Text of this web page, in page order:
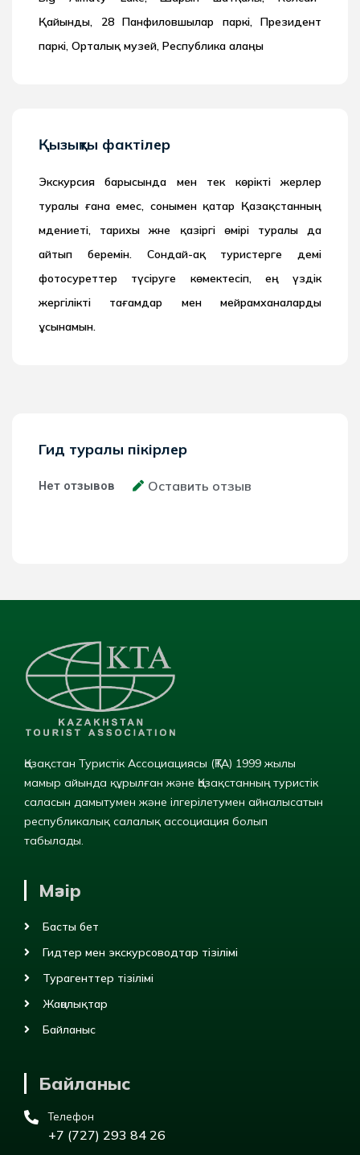
Қайынды, 28 Панфиловшылар паркі, Президент
паркі, Орталық музей, Республика алаңы
Қызықты фактілер
Экскурсия барысында мен тек көрікті жерлер
туралы ғана емес, сонымен қатар Қазақстанның
мәдениеті, тарихы және қазіргі өмірі туралы да
айтып беремін. Сондай-ақ туристерге әдемі
фотосуреттер түсіруге көмектесіп, ең үздік
жергілікті тағамдар мен мейрамханаларды
ұсынамын.
Гид туралы пікірлер
Нет отзывов Оставить отзыв
Қазақстан Туристік Ассоциациясы (ҚТА) 1999 жылы
мамыр айында құрылған және Қазақстанның туристік
саласын дамытумен және ілгерілетумен айналысатын
республикалық салалық ассоциация болып
табылады.
Мәзір
Басты бет
Гидтер мен экскурсоводтар тізілімі
Турагенттер тізілімі
Жаңалықтар
Байланыс
Байланыс
Телефон
+7 (727) 293 84 26